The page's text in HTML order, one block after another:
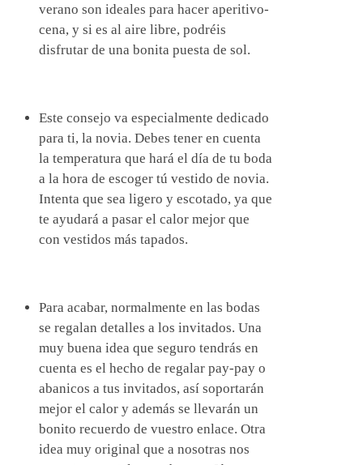
verano son ideales para hacer aperitivo-
cena, y si es al aire libre, podréis
disfrutar de una bonita puesta de sol.
Este consejo va especialmente dedicado
para ti, la novia. Debes tener en cuenta
la temperatura que hará el día de tu boda
a la hora de escoger tú vestido de novia.
Intenta que sea ligero y escotado, ya que
te ayudará a pasar el calor mejor que
con vestidos más tapados.
Para acabar, normalmente en las bodas
se regalan detalles a los invitados. Una
muy buena idea que seguro tendrás en
cuenta es el hecho de regalar pay-pay o
abanicos a tus invitados, así soportarán
mejor el calor y además se llevarán un
bonito recuerdo de vuestro enlace. Otra
idea muy original que a nosotras nos